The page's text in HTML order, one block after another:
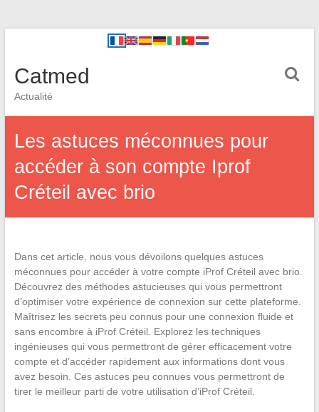
Catmed
Actualité
Les astuces méconnues pour
accéder à son compte Iprof
Créteil avec brio
Dans cet article, nous vous dévoilons quelques astuces
méconnues pour accéder à votre compte iProf Créteil avec brio.
Découvrez des méthodes astucieuses qui vous permettront
d’optimiser votre expérience de connexion sur cette plateforme.
Maîtrisez les secrets peu connus pour une connexion fluide et
sans encombre à iProf Créteil. Explorez les techniques
ingénieuses qui vous permettront de gérer efficacement votre
compte et d’accéder rapidement aux informations dont vous
avez besoin. Ces astuces peu connues vous permettront de
tirer le meilleur parti de votre utilisation d’iProf Créteil.